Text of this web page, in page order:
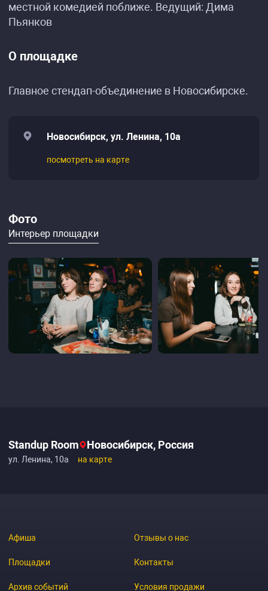
местной комедией поближе. Ведущий: Дима
Пьянков
О площадке
Главное стендап-объединение в Новосибирске.
Новосибирск, ул. Ленина, 10а
посмотреть на карте
Фото
Интерьер площадки
Standup Room Новосибирск, Россия
ул. Ленина, 10а на карте
Афиша
Площадки
Архив событий
Отзывы о нас
Контакты
Условия продажи